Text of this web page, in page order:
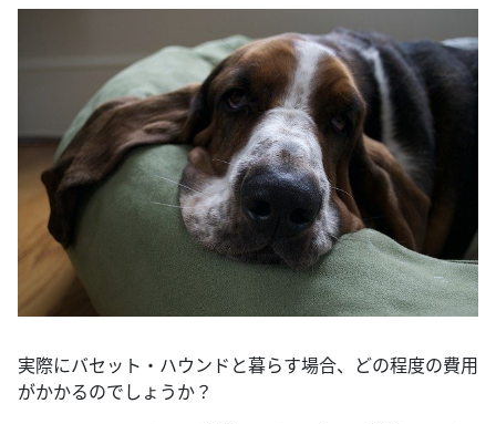
実際にバセット・ハウンドと暮らす場合、どの程度の費用
がかかるのでしょうか？